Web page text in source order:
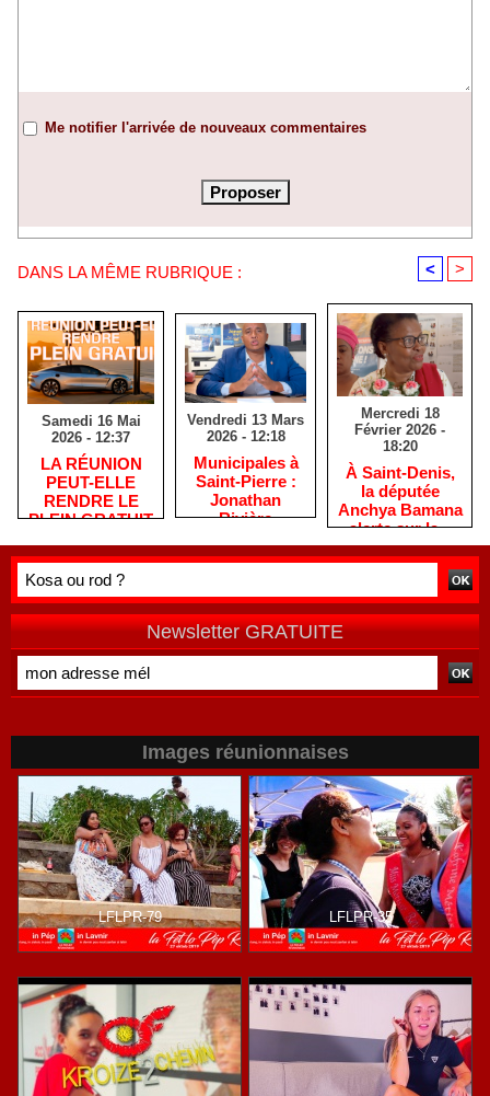
Me notifier l'arrivée de nouveaux commentaires
DANS LA MÊME RUBRIQUE : < >
Samedi 16 Mai
2026 - 12:37
​LA RÉUNION
PEUT-ELLE
RENDRE LE
PLEIN GRATUIT
Vendredi 13 Mars
2026 - 12:18
​Municipales à
Saint-Pierre :
Jonathan
Rivière
habitants après
de terrain
Mercredi 18
Février 2026 -
18:20
​À Saint-Denis,
la députée
Anchya Bamana
alerte sur la «
double peine »
vécue par
Newsletter GRATUITE
Images réunionnaises
LFLPR-79 LFLPR-35